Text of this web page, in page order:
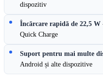
dispozitiv
Încărcare rapidă de 22,5 W
Quick Charge
Suport pentru mai multe
Android și alte dispozitive